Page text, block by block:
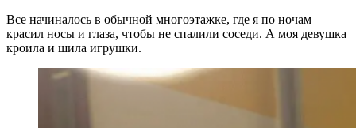
Все начиналось в обычной многоэтажке, где я по ночам
красил носы и глаза, чтобы не спалили соседи. А моя девушка
кроила и шила игрушки.